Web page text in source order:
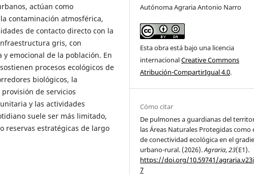
actúan como
contaminación atmosférica,
de contacto directo con la
gris, con
emocional de la población. En
procesos ecológicos de
biológicos, la
de servicios
y las actividades
suele ser más limitado,
reservas estratégicas de largo
Autónoma Agraria Antonio Narro
Esta obra está bajo una licencia
internacionalCreative Commons
Atribución-CompartirIgual 4.0.
Cómo citar
De pulmones a guardianas del
las Áreas Naturales Protegidas como
de conectividad ecológica en el
urbano-rural. (2026).Agraria,23(E1).
https://doi.org/10.59741/
7